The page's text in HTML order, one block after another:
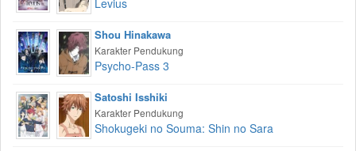
Levius
Shou Hinakawa
Karakter Pendukung
Psycho-Pass 3
Satoshi Isshiki
Karakter Pendukung
Shokugeki no Souma: Shin no Sara